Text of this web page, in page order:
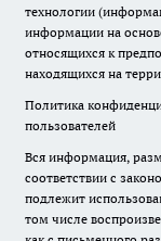
технологии
информации на
относящихся к
находящихся на
Политика
пользователей
Вся информация,
соответствии с
подлежит
том числе